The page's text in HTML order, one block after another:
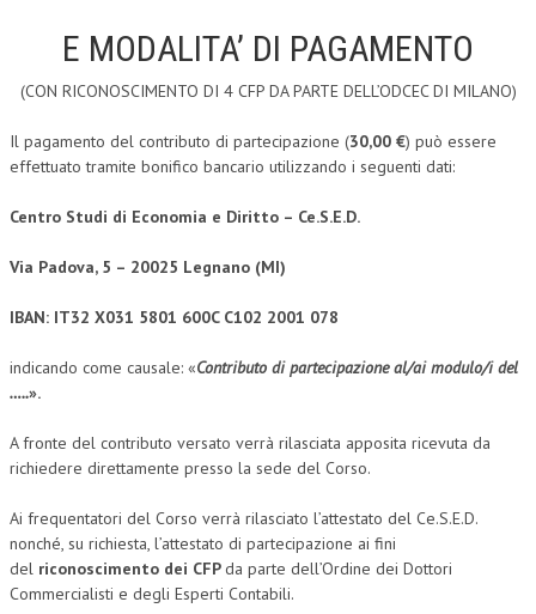
GIURISPRUDENZA
CIVILE
TRIBUTARIA
NEWS
ARCHIVIO EVENTI (FINO AL 2022)
PUBBLICAZIONI
TELEGRAM
DOCUMENTI
E MODALITA’ DI PAGAMENTO
(CON RICONOSCIMENTO DI 4 CFP DA PARTE DELL’ODCEC DI MILANO)
Il pagamento del contributo di partecipazione (30,00 €) può essere
effettuato tramite bonifico bancario utilizzando i seguenti dati:
Centro Studi di Economia e Diritto – Ce.S.E.D.
Via Padova, 5 – 20025 Legnano (MI)
IBAN: IT32 X031 5801 600C C102 2001 078
indicando come causale: «Contributo di partecipazione al/ai modulo/i del
…..».
A fronte del contributo versato verrà rilasciata apposita ricevuta da
richiedere direttamente presso la sede del Corso.
Ai frequentatori del Corso verrà rilasciato l’attestato del Ce.S.E.D.
nonché, su richiesta, l’attestato di partecipazione ai fini
del riconoscimento dei CFPda parte dell’Ordine dei Dottori
Commercialisti e degli Esperti Contabili.